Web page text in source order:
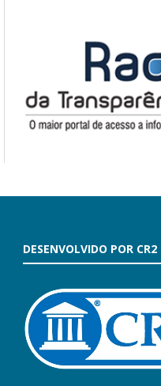
DESENVOLVIDO POR CR2